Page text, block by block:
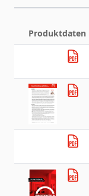
Produktdaten